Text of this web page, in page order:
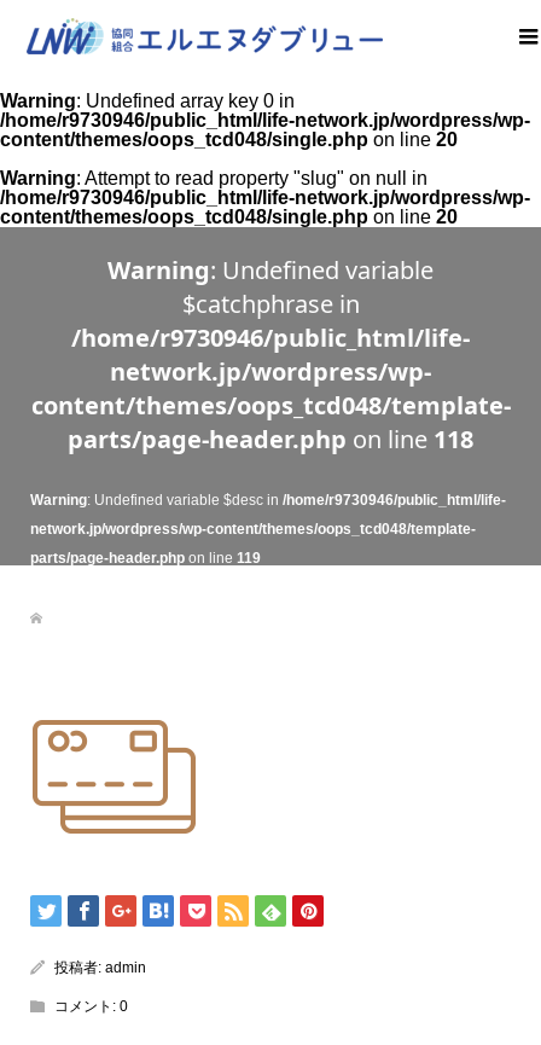
Warning: Undefined array key 0 in
/home/r9730946/public_html/life-network.jp/wordpress/wp-
content/themes/oops_tcd048/single.php on line 20
Warning: Attempt to read property "slug" on null in
/home/r9730946/public_html/life-network.jp/wordpress/wp-
content/themes/oops_tcd048/single.php on line 20
Warning: Undefined variable
$catchphrase in
/home/r9730946/public_html/life-
network.jp/wordpress/wp-
content/themes/oops_tcd048/template-
parts/page-header.php on line 118
Warning: Undefined variable $desc in /home/r9730946/public_html/life-
network.jp/wordpress/wp-content/themes/oops_tcd048/template-
parts/page-header.phpon line 119
投稿者: admin
コメント: 0